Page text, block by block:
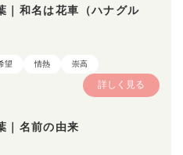
｜和名は花車（ハナグル
望 情熱 崇高
詳しく見る
｜名前の由来